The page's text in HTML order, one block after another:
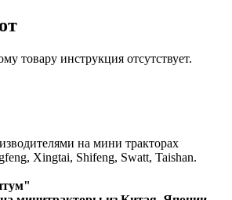
товару инструкция отсутствует.
на мини тракторах
Xingtai, Shifeng, Swatt, Taishan.